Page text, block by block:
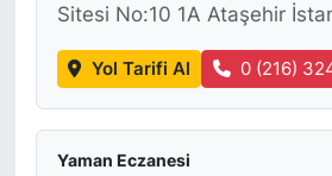
Sitesi No:10 1A Ataşehir
Yol Tarifi Al 0 (216)
Yaman Eczanesi